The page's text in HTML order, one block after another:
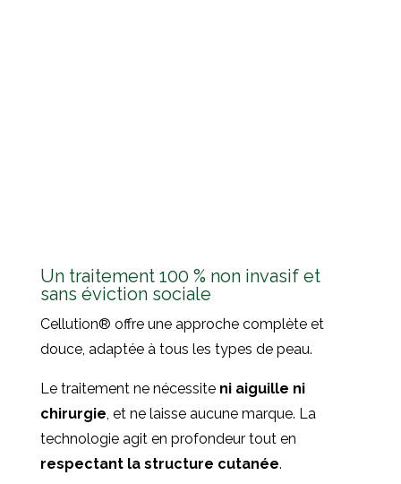
Un traitement 100 % non invasif et
sans éviction sociale
Cellution® offre une approche complète et
douce, adaptée à tous les types de peau.
Le traitement ne nécessite ni aiguille ni
chirurgie , et ne laisse aucune marque. La
technologie agit en profondeur tout en
respectant la structure cutanée.